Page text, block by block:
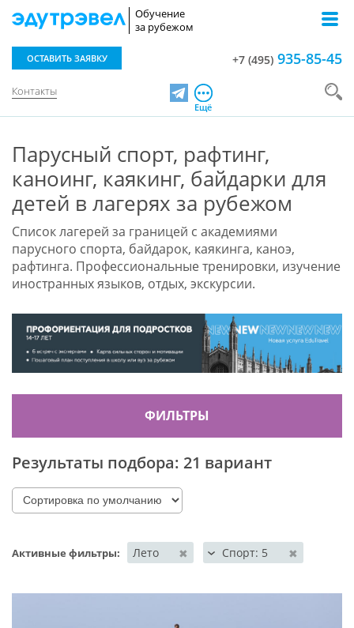
Обучение
за рубежом
Контакты
ОСТАВИТЬ ЗАЯВКУ +7 (495) 935-85-45
TelegramЕщё
Парусный спорт, рафтинг,
каноинг, каякинг, байдарки для
детей в лагерях за рубежом
Список лагерей за границей с академиями
парусного спорта, байдарок, каякинга, каноэ,
рафтинга. Профессиональные тренировки, изучение
иностранных языков, отдых, экскурсии.
ФИЛЬТРЫ
Результаты подбора: 21 вариант
Активные фильтры: Лето ✖ Спорт: 5 ✖